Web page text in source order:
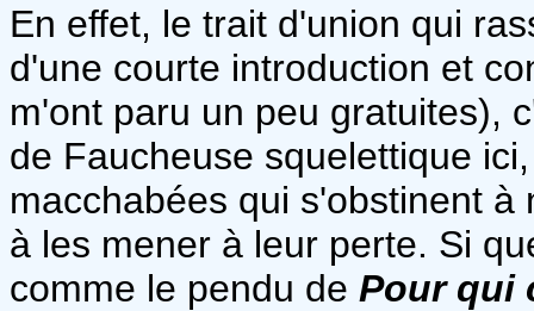
En effet, le trait d'union qui
d'une courte introduction et
m'ont paru un peu gratuites),
de Faucheuse squelettique
macchabées qui s'obstinent
à les mener à leur perte. Si
comme le pendu de Pour qui